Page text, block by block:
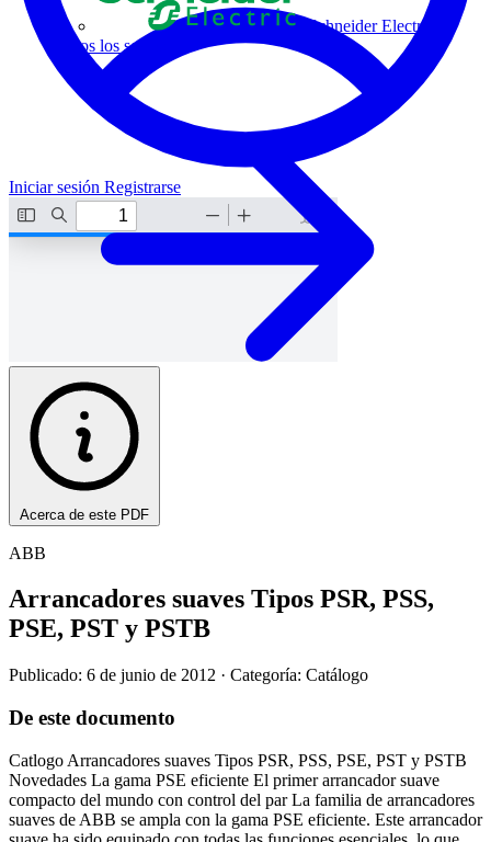
Schneider Electric
Todos los socios
Iniciar sesión Registrarse
Acerca de este PDF
ABB
Arrancadores suaves Tipos PSR, PSS,
PSE, PST y PSTB
Publicado: 6 de junio de 2012 · Categoría: Catálogo
De este documento
Catlogo Arrancadores suaves Tipos PSR, PSS, PSE, PST y PSTB
Novedades La gama PSE eficiente El primer arrancador suave
compacto del mundo con control del par La familia de arrancadores
suaves de ABB se ampla con la gama PSE eficiente. Este arrancador